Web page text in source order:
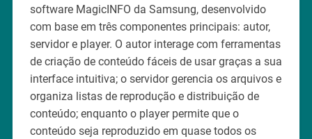
software MagicINFO da Samsung, desenvolvido
com base em três componentes principais: autor,
servidor e player. O autor interage com ferramentas
de criação de conteúdo fáceis de usar graças a sua
interface intuitiva; o servidor gerencia os arquivos e
organiza listas de reprodução e distribuição de
conteúdo; enquanto o player permite que o
conteúdo seja reproduzido em quase todos os